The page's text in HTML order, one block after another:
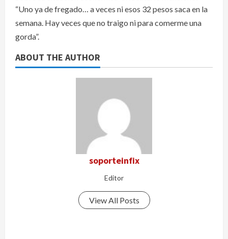
“Uno ya de fregado… a veces ni esos 32 pesos saca en la
semana. Hay veces que no traigo ni para comerme una
gorda”.
ABOUT THE AUTHOR
soporteinfix
Editor
View All Posts